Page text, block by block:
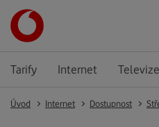
Tarify Internet Televize
Úvod Internet Dostupnost